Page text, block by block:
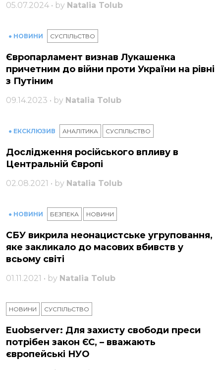
05.07.2024 • by Natalia Tolub
● НОВИНИ СУСПІЛЬСТВО
Європарламент визнав Лукашенка
причетним до війни проти України на рівні
з Путіним
09.14.2023 • by Natalia Tolub
● ЕКСКЛЮЗИВ АНАЛІТИКА СУСПІЛЬСТВО
Дослідження російського впливу в
Центральній Європі
02.08.2021 • by Natalia Tolub
● НОВИНИ БЕЗПЕКА НОВИНИ
СБУ викрила неонацистське угруповання,
яке закликало до масових вбивств у
всьому світі
01.11.2021 • by Natalia Tolub
НОВИНИ СУСПІЛЬСТВО
Euobserver: Для захисту свободи преси
потрібен закон ЄС, – вважають
європейські НУО